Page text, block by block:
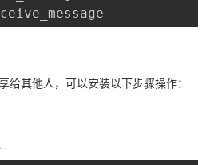
给其他人，可以安装以下步骤操作：